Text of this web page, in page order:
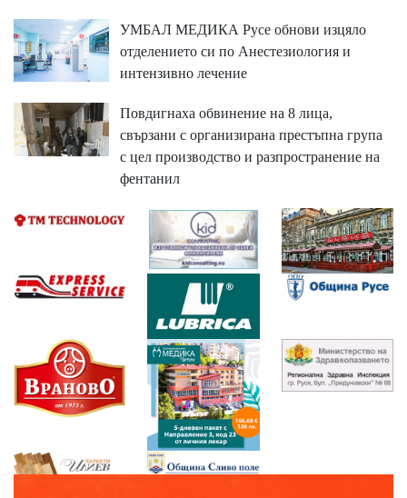
УМБАЛ МЕДИКА Русе обнови изцяло
отделението си по Анестезиология и
интензивно лечение
Повдигнаха обвинение на 8 лица,
свързани с организирана престъпна група
с цел производство и разпространение на
фентанил